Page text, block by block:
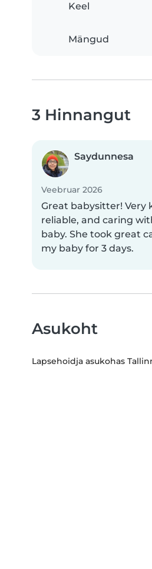
Keel
Mängud
3 Hinnangut
Saydunnesa
Veebruar 2026
Great babysitter! Very
reliable, and caring
baby. She took great
my baby for 3 days.
Asukoht
Lapsehoidja asukohas